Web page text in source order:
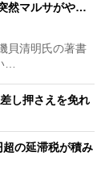
然マルサがや…
貝清明氏の著書
…
し押さえを免れ
の延滞税が積み